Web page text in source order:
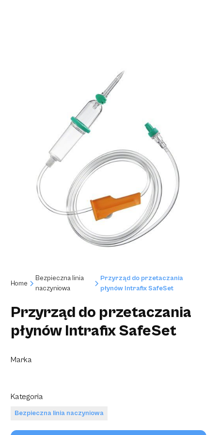
Home
Bezpieczna linia
naczyniowa
Przyrząd do przetaczania
płynów Intrafix SafeSet
Przyrząd do przetaczania
płynów Intrafix SafeSet
Marka
Kategoria
Bezpieczna linia naczyniowa